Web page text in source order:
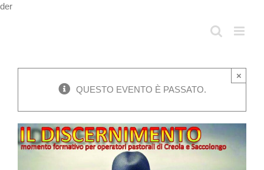
derSalta
QUESTO EVENTO È PASSATO.
×